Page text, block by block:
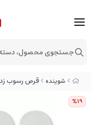
شوینده قرص رسوب
%19
جستجوی محصول،